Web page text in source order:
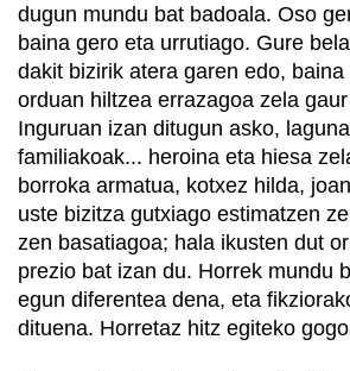
dugun mundu bat badoala. Oso
baina gero eta urrutiago. Gure
dakit bizirik atera garen edo,
orduan hiltzea errazagoa zela
Inguruan izan ditugun asko,
familiakoak... heroina eta hiesa
borroka armatua, kotxez hilda,
uste bizitza gutxiago estimatzen
zen basatiagoa; hala ikusten dut
prezio bat izan du. Horrek mundu
egun diferentea dena, eta
dituena. Horretaz hitz egiteko